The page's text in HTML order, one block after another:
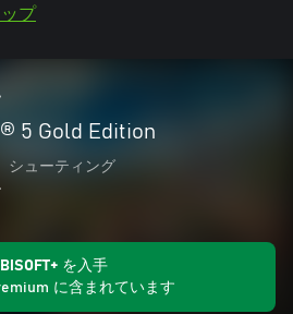
プ
5 Gold Edition
シューティング
を入手
に含まれています